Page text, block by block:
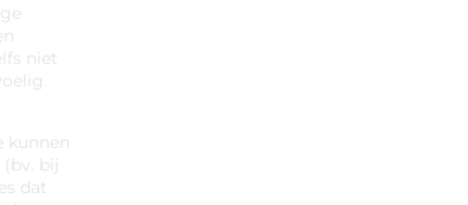
niet
kunnen
bij
dat